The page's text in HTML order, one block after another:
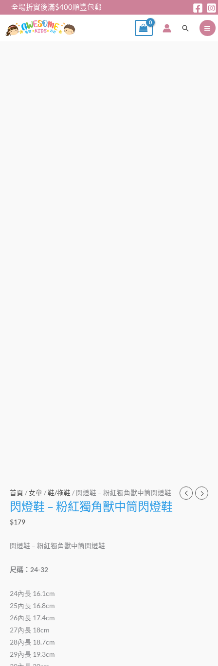
全場折實後滿$400順豐包郵
搜
首頁 /女童 /鞋/拖鞋 / 閃燈鞋 – 粉紅獨角獸中筒閃燈鞋
閃燈鞋 – 粉紅獨角獸中筒閃燈鞋
$179
閃燈鞋 – 粉紅獨角獸中筒閃燈鞋
尺碼：24-32
24內長 16.1cm
25內長 16.8cm
26內長 17.4cm
27內長 18cm
28內長 18.7cm
29內長 19.3cm